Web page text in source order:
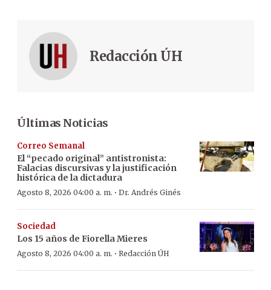
Redacción ÚH
Últimas Noticias
Correo Semanal
El “pecado original” antistronista:
Falacias discursivas y la justificación
histórica de la dictadura
Agosto 8, 2026 04:00 a. m. · Dr. Andrés Ginés
Sociedad
Los 15 años de Fiorella Mieres
Agosto 8, 2026 04:00 a. m. · Redacción ÚH